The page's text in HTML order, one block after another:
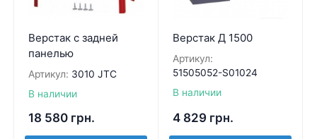
Верстак с задней
панелью
Артикул: 3010 JTC
В наличии
18 580 грн.
Верстак Д 1500
Артикул:
51505052-S01024
В наличии
4 829 грн.